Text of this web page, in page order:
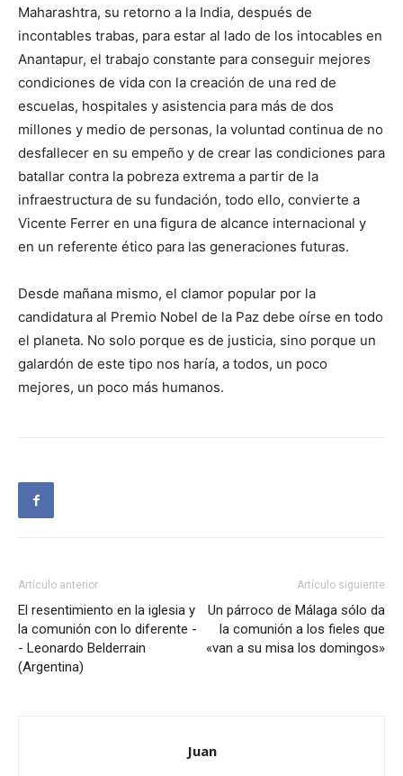
Maharashtra, su retorno a la India, después de
incontables trabas, para estar al lado de los intocables en
Anantapur, el trabajo constante para conseguir mejores
condiciones de vida con la creación de una red de
escuelas, hospitales y asistencia para más de dos
millones y medio de personas, la voluntad continua de no
desfallecer en su empeño y de crear las condiciones para
batallar contra la pobreza extrema a partir de la
infraestructura de su fundación, todo ello, convierte a
Vicente Ferrer en una figura de alcance internacional y
en un referente ético para las generaciones futuras.
Desde mañana mismo, el clamor popular por la
candidatura al Premio Nobel de la Paz debe oírse en todo
el planeta. No solo porque es de justicia, sino porque un
galardón de este tipo nos haría, a todos, un poco
mejores, un poco más humanos.
Artículo anterior
El resentimiento en la iglesia y
la comunión con lo diferente -
- Leonardo Belderrain
(Argentina)
Artículo siguiente
Un párroco de Málaga sólo da
la comunión a los fieles que
«van a su misa los domingos»
Juan